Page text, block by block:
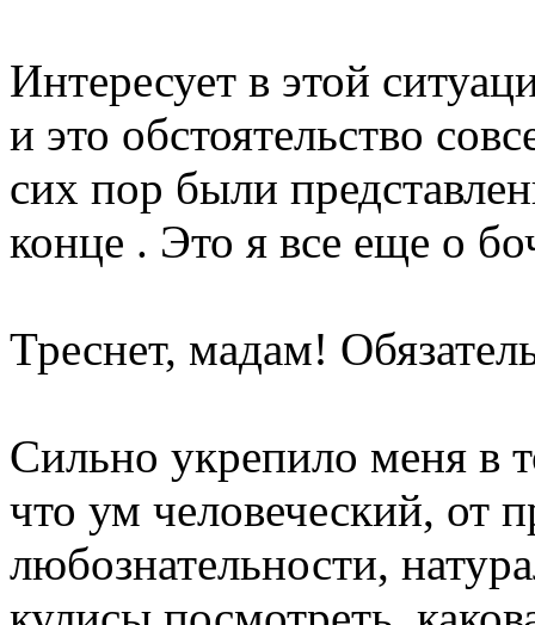
Интересует в этой
и это обстоятельство
сих пор были
конце . Это я все еще о
Треснет, мадам!
Сильно укрепило меня в
что ум человеческий, от
любознательности,